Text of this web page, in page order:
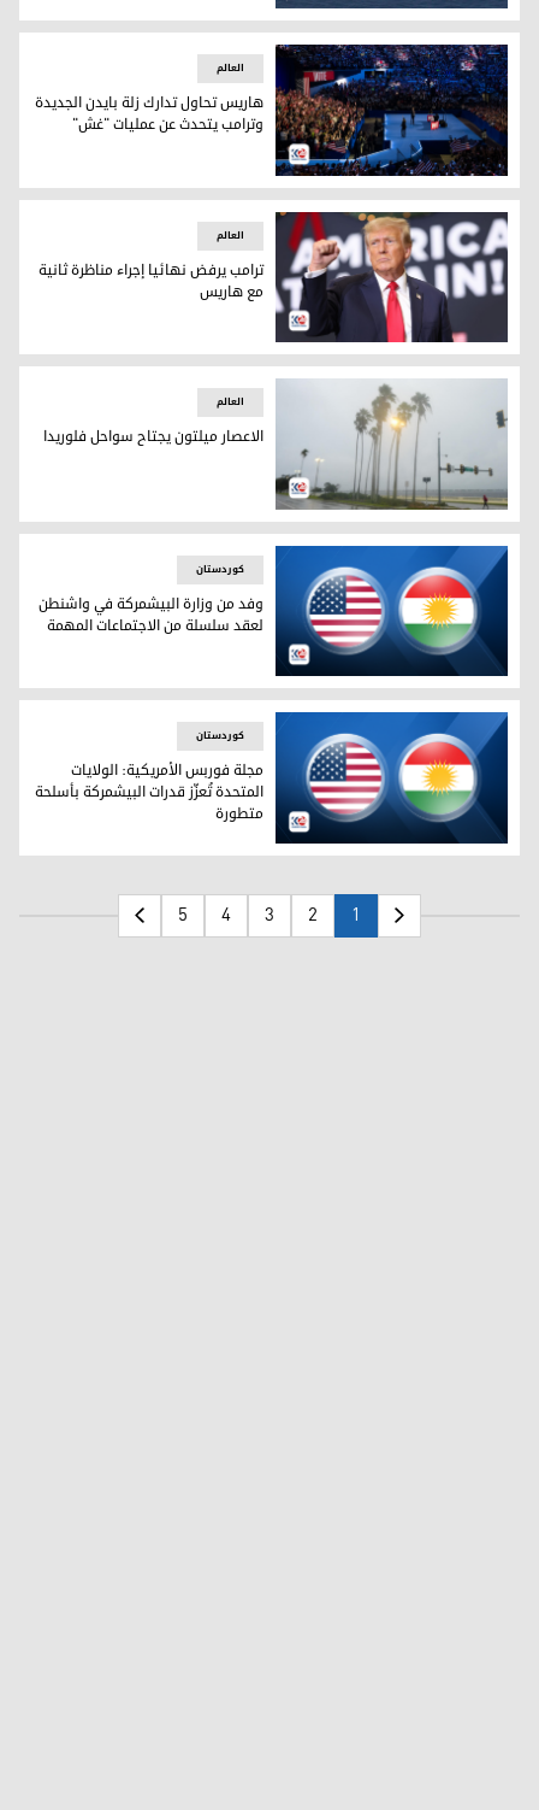
الولايات المتحدة تستعد لنشر قاذفات بي-52 وسفن حربية في الشرق الأوسط
هاريس تحاول تدارك زلة بايدن الجديدة وترامب يتحدث عن
العالم
هاريس تحاول تدارك زلة بايدن الجديدة
وترامب يتحدث عن عمليات "غش"
ترامب يرفض نهائيا إجراء مناظرة ثانية مع هاريس
العالم
ترامب يرفض نهائيا إجراء مناظرة ثانية
مع هاريس
الاعصار ميلتون يجتاح سواحل فلوريدا
العالم
الاعصار ميلتون يجتاح سواحل فلوريدا
وفد من وزارة البيشمركة في واشنطن لعقد سلسلة من
کوردستان
وفد من وزارة البيشمركة في واشنطن
لعقد سلسلة من الاجتماعات المهمة
مجلة فوربس الأمريكية: الولايات المتحدة تُعزّز قدرات
کوردستان
مجلة فوربس الأمريكية: الولايات
المتحدة تُعزّز قدرات البيشمركة بأسلحة
متطورة
1
2
3
4
5